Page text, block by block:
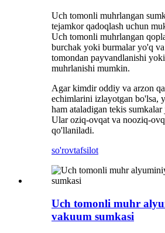
Uch tomonli muhrlangan
tejamkor qadoqlash uchun
Uch tomonli muhrlangan
burchak yoki burmalar yo'q
tomondan payvandlanishi
muhrlanishi mumkin.
Agar kimdir oddiy va arzon
echimlarini izlayotgan bo'lsa,
ham ataladigan tekis
Ular oziq-ovqat va nooziq-
qo'llaniladi.
so'rovtafsilot
Uch tomonli muhr
vakuum sumkasi